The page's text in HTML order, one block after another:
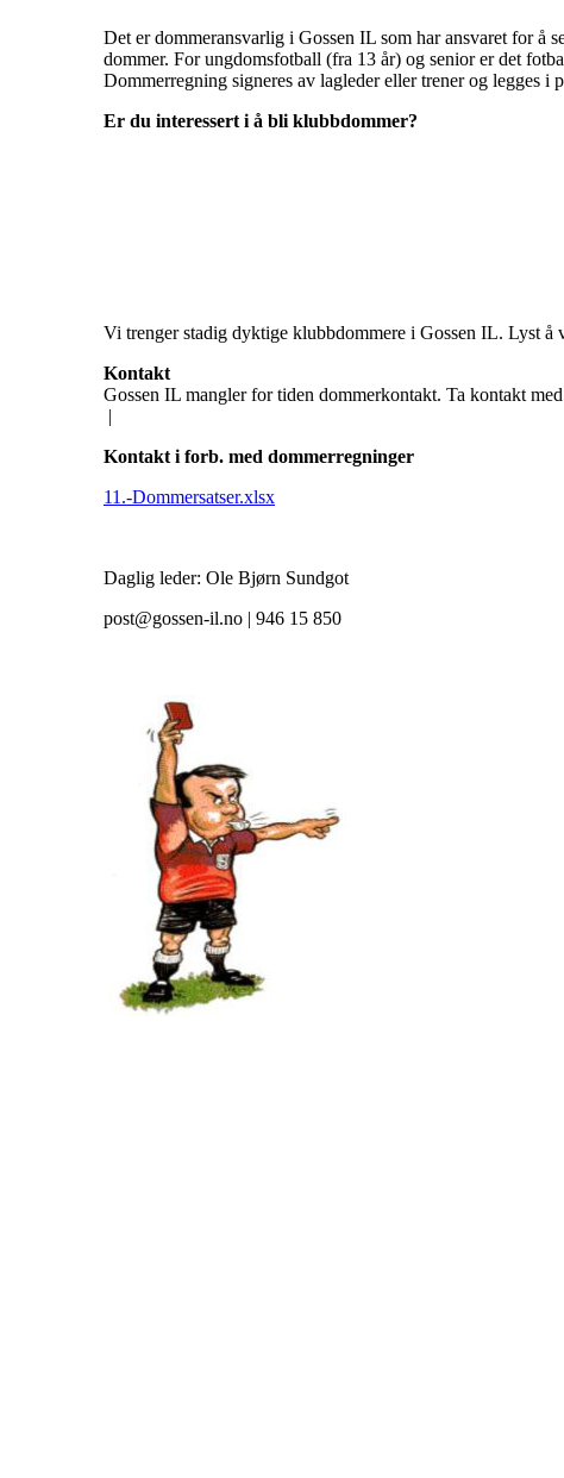
Det er dommeransvarlig i Gossen IL som har ansvaret for å
dommer. For ungdomsfotball (fra 13 år) og senior er det
Dommerregning signeres av lagleder eller trener og legges i
Er du interessert i å bli klubbdommer?
Vi trenger stadig dyktige klubbdommere i Gossen IL. Lyst å
Kontakt
Gossen IL mangler for tiden dommerkontakt. Ta kontakt
|
Kontakt i forb. med dommerregninger
11.-Dommersatser.xlsx
Daglig leder: Ole Bjørn Sundgot
post@gossen-il.no | 946 15 850